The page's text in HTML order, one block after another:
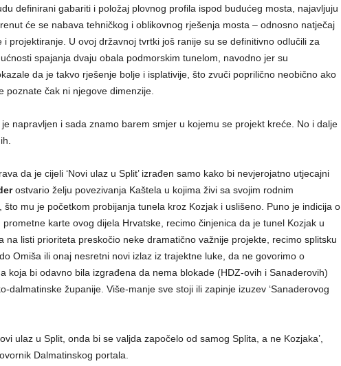
definirani gabariti i položaj plovnog profila ispod budućeg mosta, najavljuju
će se nabava tehničkog i oblikovnog rješenja mosta – odnosno natječaj
i projektiranje. U ovoj državnoj tvrtki još ranije su se definitivno odlučili za
spajanja dvaju obala podmorskim tunelom, navodno jer su
da je takvo rješenje bolje i isplativije, što zvuči poprilično neobično ako
poznate čak ni njegove dimenzije.
napravljen i sada znamo barem smjer u kojemu se projekt kreće. No i dalje
da je cijeli ‘Novi ulaz u Split’ izrađen samo kako bi nevjerojatno utjecajni
ostvario želju povezivanja Kaštela u kojima živi sa svojim rodnim
što mu je početkom probijanja tunela kroz Kozjak i uslišeno. Puno je indicija o
karte ovog dijela Hrvatske, recimo činjenica da je tunel Kozjak u
na listi prioriteta preskočio neke dramatično važnije projekte, recimo splitsku
Omiša ili onaj nesretni novi izlaz iz trajektne luke, da ne govorimo o
koja bi odavno bila izgrađena da nema blokade (HDZ-ovih i Sanaderovih)
dalmatinske županije. Više-manje sve stoji ili zapinje izuzev ‘Sanaderovog
ulaz u Split, onda bi se valjda započelo od samog Splita, a ne Kozjaka’,
Dalmatinskog portala.